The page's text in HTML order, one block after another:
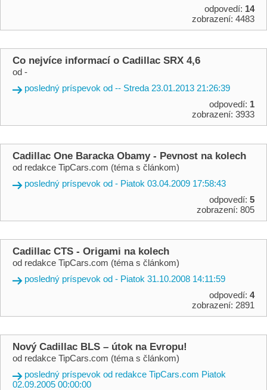
odpovedí: 14
zobrazení: 4483
Co nejvíce informací o Cadillac SRX 4,6
od -
posledný príspevok od -- Streda 23.01.2013 21:26:39
odpovedí: 1
zobrazení: 3933
Cadillac One Baracka Obamy - Pevnost na kolech
od redakce TipCars.com (téma s článkom)
posledný príspevok od - Piatok 03.04.2009 17:58:43
odpovedí: 5
zobrazení: 805
Cadillac CTS - Origami na kolech
od redakce TipCars.com (téma s článkom)
posledný príspevok od - Piatok 31.10.2008 14:11:59
odpovedí: 4
zobrazení: 2891
Nový Cadillac BLS – útok na Evropu!
od redakce TipCars.com (téma s článkom)
posledný príspevok od redakce TipCars.com Piatok
02.09.2005 00:00:00